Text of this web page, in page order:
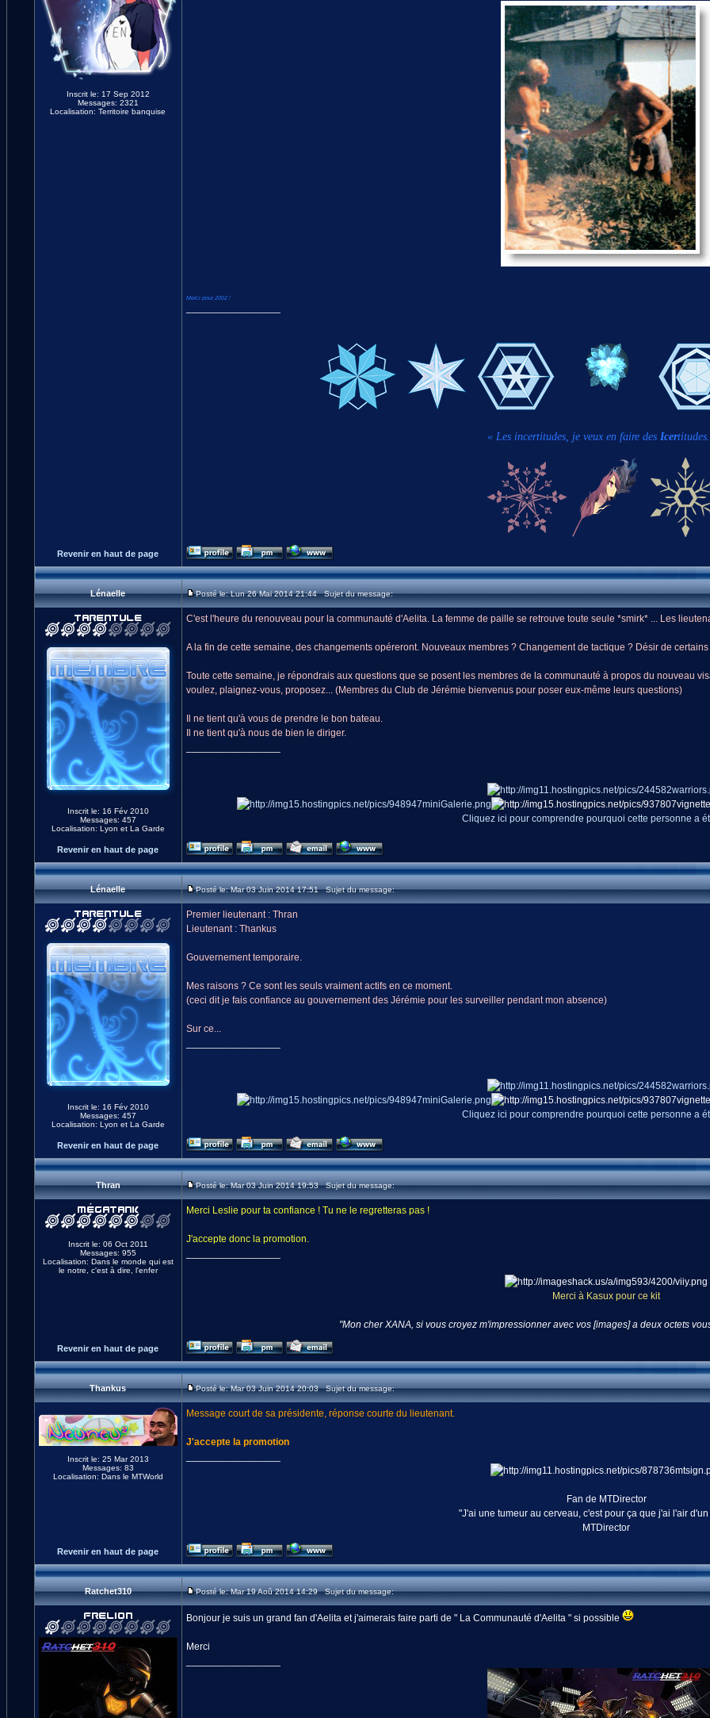
Inscrit le: 17 Sep 2012
Messages: 2321
Localisation: Territoire banquise
Merci pour 2002 !
« Les incertitudes, je veux en faire des Icer
Revenir en haut de page
Lénaelle Posté le: Lun 26 Mai 2014 21:44 Sujet du message:
Inscrit le: 16 Fév 2010
Messages: 457
Localisation: Lyon et La Garde
C'est l'heure du renouveau pour la communauté d'Aelita. La femme de paille se retrouve toute seule *smirk* ... Les
A la fin de cette semaine, des changements opéreront. Nouveaux membres ? Changement de tactique ? Désir de
Toute cette semaine, je répondrais aux questions que se posent les membres de la communauté à propos du nouveau
voulez, plaignez-vous, proposez... (Membres du Club de Jérémie bienvenus pour poser eux-même leurs questions)
Il ne tient qu'à vous de prendre le bon bateau.
Il ne tient qu'à nous de bien le diriger.
Cliquez ici pour comprendre pourquoi cette personne a
Revenir en haut de page
Lénaelle Posté le: Mar 03 Juin 2014 17:51 Sujet du message:
Inscrit le: 16 Fév 2010
Messages: 457
Localisation: Lyon et La Garde
Premier lieutenant : Thran
Lieutenant : Thankus
Gouvernement temporaire.
Mes raisons ? Ce sont les seuls vraiment actifs en ce moment.
(ceci dit je fais confiance au gouvernement des Jérémie pour les surveiller pendant mon absence)
Sur ce...
Cliquez ici pour comprendre pourquoi cette personne a
Revenir en haut de page
Thran Posté le: Mar 03 Juin 2014 19:53 Sujet du message:
Inscrit le: 06 Oct 2011
Messages: 955
Localisation: Dans le monde qui est
le notre, c'est à dire, l'enfer
Merci Leslie pour ta confiance ! Tu ne le regretteras pas !
J'accepte donc la promotion.
Merci à Kasux pour ce kit
"Mon cher XANA, si vous croyez m'impressionner avec vos [images] a deux octets
Revenir en haut de page
Thankus Posté le: Mar 03 Juin 2014 20:03 Sujet du message:
Inscrit le: 25 Mar 2013
Messages: 83
Localisation: Dans le MTWorld
Message court de sa présidente, réponse courte du lieutenant.
J'accepte la promotion
Fan de MTDirector
"J'ai une tumeur au cerveau, c'est pour ça que j'ai l'air
MTDirector
Revenir en haut de page
Ratchet310 Posté le: Mar 19 Aoû 2014 14:29 Sujet du message:
Bonjour je suis un grand fan d'Aelita et j'aimerais faire parti de " La Communauté d'Aelita " si possible
Merci